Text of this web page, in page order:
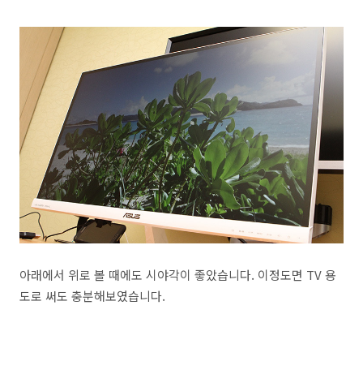
아래에서 위로 볼 때에도 시야각이 좋았습니다. 이정도면 TV 용
도로 써도 충분해보였습니다.